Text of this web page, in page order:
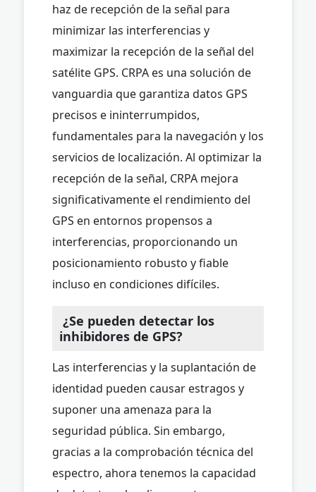
haz de recepción de la señal para
minimizar las interferencias y
maximizar la recepción de la señal del
satélite GPS. CRPA es una solución de
vanguardia que garantiza datos GPS
precisos e ininterrumpidos,
fundamentales para la navegación y los
servicios de localización. Al optimizar la
recepción de la señal, CRPA mejora
significativamente el rendimiento del
GPS en entornos propensos a
interferencias, proporcionando un
posicionamiento robusto y fiable
incluso en condiciones difíciles.
¿Se pueden detectar los
inhibidores de GPS?
Las interferencias y la suplantación de
identidad pueden causar estragos y
suponer una amenaza para la
seguridad pública. Sin embargo,
gracias a la comprobación técnica del
espectro, ahora tenemos la capacidad